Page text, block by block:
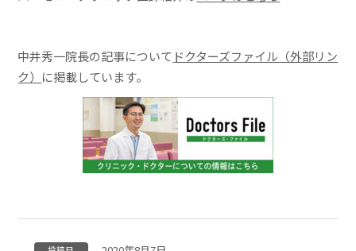
中井秀一院長の記事について ドクターズファイル（外部リン
ク） に掲載しています。